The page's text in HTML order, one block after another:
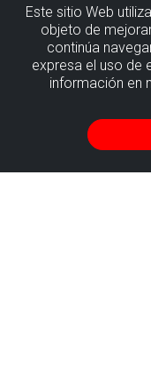
Este sitio Web
objeto de
continúa
expresa el uso de
información en